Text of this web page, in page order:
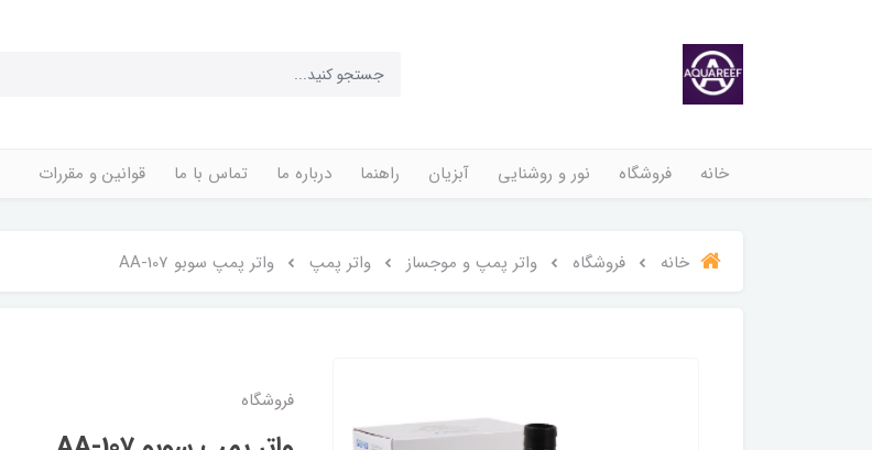
خانه فروشگاه نور و روشنایی آبزیان راهنما درباره ما تماس با ما قوانین و مقررات
خانه فروشگاه واتر پمپ و موجساز واتر پمپ واتر پمپ سوبو AA-107
فروشگاه